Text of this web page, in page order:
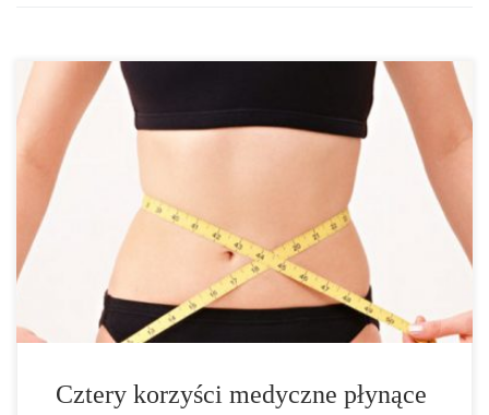
1. Pobudzenie apetytu THC znane jest jako silny środek
pobudzający apetyt, zarówno u osób zdrowych jak i chorych.
Podobnie Marinol i Cesamet® (syntetyczne THC) są regularnie
przepisywane w celu zwiększenia apetytu u chorych na raka i HIV
– choroby związane z zespołem wyniszczenia. Kilka badań
przeprowadzonych z Marinolem sugeruje, że THC może
stymulować wzrost masy ciała u pacjentów z anoreksją. […]
Cztery korzyści medyczne płynące